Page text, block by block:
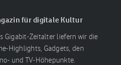
für digitale Kultur
Gigabit-Zeitalter liefern wir die
Highlights, Gadgets, den
und TV-Höhepunkte.